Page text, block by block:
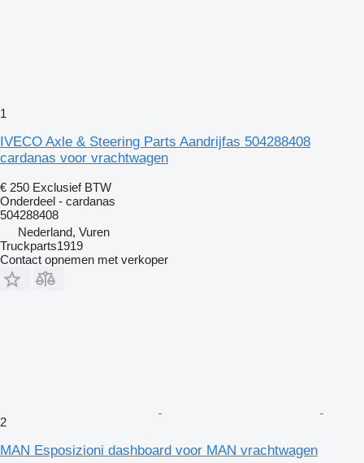
1
IVECO Axle & Steering Parts Aandrijfas 504288408
cardanas voor vrachtwagen
€ 250 Exclusief BTW
Onderdeel - cardanas
504288408
Nederland, Vuren
Truckparts1919
Contact opnemen met verkoper
2
MAN Esposizioni dashboard voor MAN vrachtwagen